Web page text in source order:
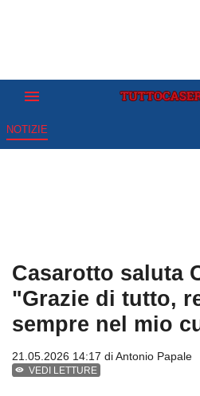
NOTIZIE
Casarotto saluta
"Grazie di tutto,
sempre nel mio
21.05.2026 14:17 diAntonio Papale
VEDI LETTURE